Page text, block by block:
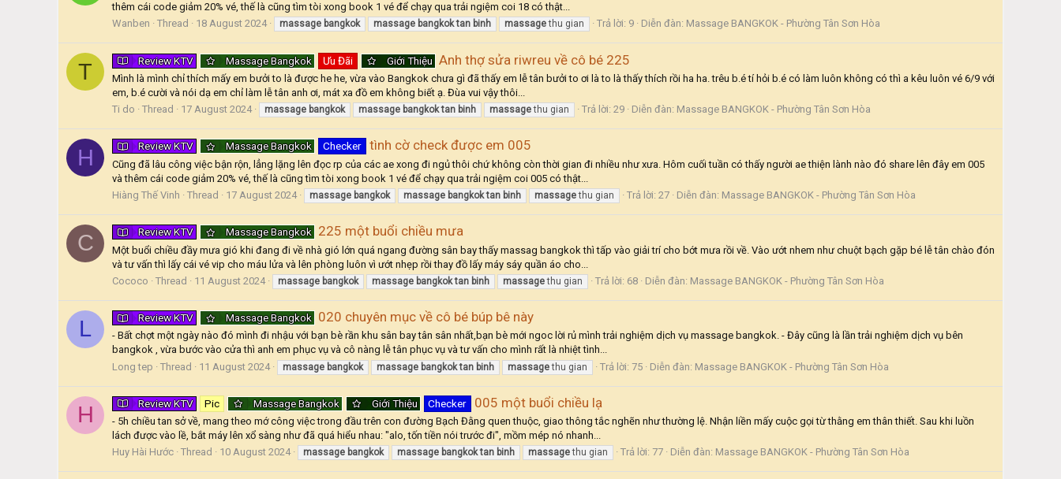
thêm cái code giảm 20% vé, thế là cũng tìm tòi xong book 1 vé để chạy qua trải ngiệm coi 18 có thật...
Wanben
Thread 18 August 2024 massage bangkok massage bangkok tan binh massagethu gian Trả lời: 9 Diễn đàn: Massage BANGKOK - Phường Tân Sơn Hòa
T Review KTV Massage Bangkok Ưu Đãi Giới Thiệu Anh thợ sửa riwreu về cô bé 225
Mình là mình chỉ thích mấy em bưởi to là được he he, vừa vào Bangkok chưa gì đã thấy em lễ tân bưởi to ơi là to là thấy thích rồi ha ha. trêu b.é tí hỏi b.é có làm luôn không có thì a kêu luôn vé 6/9 với
em, b.é cười và nói dạ em chỉ làm lễ tân anh ơi, mát xa đồ em không biết ạ. Đùa vui vậy thôi...
Ti do
Thread 17 August 2024 massage bangkok massage bangkok tan binh massagethu gian Trả lời: 29 Diễn đàn: Massage BANGKOK - Phường Tân Sơn Hòa
H Review KTV Massage Bangkok Checker tình cờ check được em 005
Cũng đã lâu công việc bận rộn, lẳng lặng lên đọc rp của các ae xong đi ngủ thôi chứ không còn thời gian đi nhiều như xưa. Hôm cuối tuần có thấy người ae thiện lành nào đó share lên đây em 005
và thêm cái code giảm 20% vé, thế là cũng tìm tòi xong book 1 vé để chạy qua trải ngiệm coi 005 có thật...
Hiàng Thế Vinh
Thread 17 August 2024 massage bangkok massage bangkok tan binh massagethu gian Trả lời: 27 Diễn đàn: Massage BANGKOK - Phường Tân Sơn Hòa
C Review KTV Massage Bangkok 225 một buổi chiều mưa
Một buổi chiều đầy mưa gió khi đang đi về nhà gió lớn quá ngang đường sân bay thấy massag bangkok thì tấp vào giải trí cho bớt mưa rồi về. Vào ướt nhem như chuột bạch gặp bé lễ tân chào đón
và tư vấn thì lấy cái vé vip cho máu lửa và lên phòng luôn vì ướt nhẹp rồi thay đồ lấy máy sáy quần áo cho...
Cococo
Thread 11 August 2024 massage bangkok massage bangkok tan binh massagethu gian Trả lời: 68 Diễn đàn: Massage BANGKOK - Phường Tân Sơn Hòa
L Review KTV Massage Bangkok 020 chuyên mục về cô bé búp bê này
- Bất chợt một ngày nào đó mình đi nhậu với bạn bè rần khu sân bay tân sân nhất,bạn bè mới ngoc lời rủ mình trải nghiệm dịch vụ massage bangkok. - Đây cũng là lần trải nghiệm dịch vụ bên
bangkok , vừa bước vào cửa thì anh em phục vụ và cô nàng lễ tân phục vụ và tư vấn cho mình rất là nhiệt tình...
Long tep
Thread 11 August 2024 massage bangkok massage bangkok tan binh massagethu gian Trả lời: 75 Diễn đàn: Massage BANGKOK - Phường Tân Sơn Hòa
H Review KTV Pic Massage Bangkok Giới Thiệu Checker 005 một buổi chiều lạ
- 5h chiều tan sở về, mang theo mớ công việc trong đầu trên con đường Bạch Đằng quen thuộc, giao thông tắc nghẽn như thường lệ. Nhận liền mấy cuộc gọi từ thằng em thân thiết. Sau khi luồn
lách được vào lề, bắt máy lên xổ sàng như đã quá hiểu nhau: "alo, tốn tiền nói trước đi", mồm mép nó nhanh...
Huy Hài Hước Thread 10 August 2024 massage bangkok massage bangkok tan binh massagethu gian Trả lời: 77 Diễn đàn: Massage BANGKOK - Phường Tân Sơn Hòa